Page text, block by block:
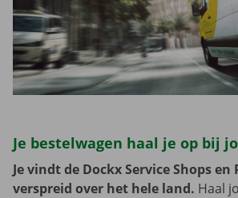
Je bestelwagen haal je op bij
Je vindt de Dockx Service Shops
verspreid over het hele land. Haal